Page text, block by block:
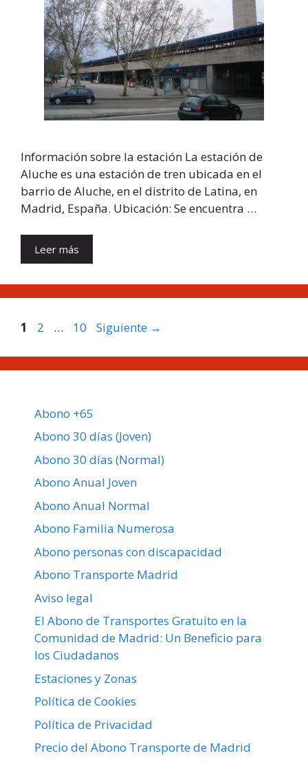
Información sobre la estación La estación de
Aluche es una estación de tren ubicada en el
barrio de Aluche, en el distrito de Latina, en
Madrid, España. Ubicación: Se encuentra …
Leer más
Página
1 Página
2 … Página
10 Siguiente →
Abono +65
Abono 30 días (Joven)
Abono 30 días (Normal)
Abono Anual Joven
Abono Anual Normal
Abono Familia Numerosa
Abono personas con discapacidad
Abono Transporte Madrid
Aviso legal
El Abono de Transportes Gratuito en la
Comunidad de Madrid: Un Beneficio para
los Ciudadanos
Estaciones y Zonas
Política de Cookies
Política de Privacidad
Precio del Abono Transporte de Madrid